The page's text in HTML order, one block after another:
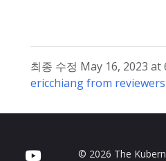
최종 수정 May 16, 2023 at
ericchiang from
© 2026 The